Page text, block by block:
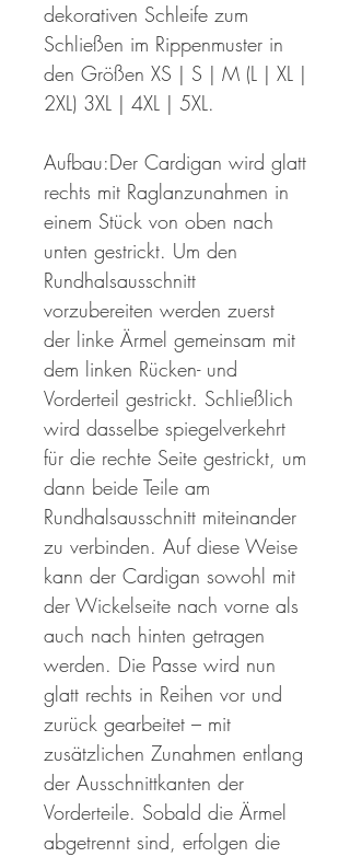
dekorativen Schleife zum
Schließen im Rippenmuster in
den Größen XS | S | M (L | XL |
2XL) 3XL | 4XL | 5XL.
Aufbau:Der Cardigan wird glatt
rechts mit Raglanzunahmen in
einem Stück von oben nach
unten gestrickt. Um den
Rundhalsausschnitt
vorzubereiten werden zuerst
der linke Ärmel gemeinsam mit
dem linken Rücken- und
Vorderteil gestrickt. Schließlich
wird dasselbe spiegelverkehrt
für die rechte Seite gestrickt, um
dann beide Teile am
Rundhalsausschnitt miteinander
zu verbinden. Auf diese Weise
kann der Cardigan sowohl mit
der Wickelseite nach vorne als
auch nach hinten getragen
werden. Die Passe wird nun
glatt rechts in Reihen vor und
zurück gearbeitet – mit
zusätzlichen Zunahmen entlang
der Ausschnittkanten der
Vorderteile. Sobald die Ärmel
abgetrennt sind, erfolgen die